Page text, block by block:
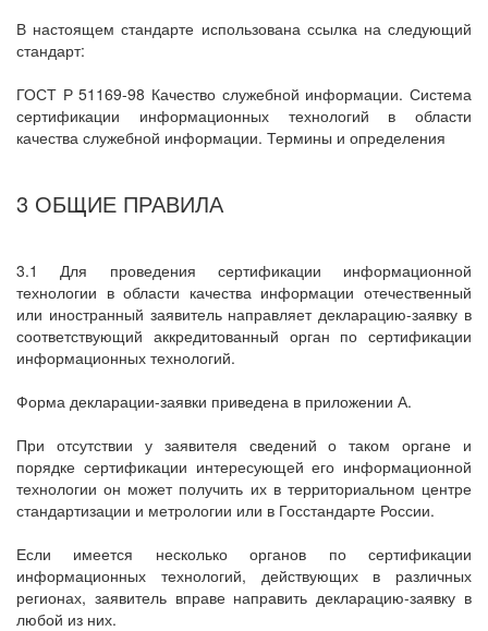
В настоящем стандарте использована ссылка на следующий
стандарт:
ГОСТ Р 51169-98 Качество служебной информации. Система
сертификации информационных технологий в области
качества служебной информации. Термины и определения
3 ОБЩИЕ ПРАВИЛА
3.1 Для проведения сертификации информационной
технологии в области качества информации отечественный
или иностранный заявитель направляет декларацию-заявку в
соответствующий аккредитованный орган по сертификации
информационных технологий.
Форма декларации-заявки приведена в приложении А.
При отсутствии у заявителя сведений о таком органе и
порядке сертификации интересующей его информационной
технологии он может получить их в территориальном центре
стандартизации и метрологии или в Госстандарте России.
Если имеется несколько органов по сертификации
информационных технологий, действующих в различных
регионах, заявитель вправе направить декларацию-заявку в
любой из них.